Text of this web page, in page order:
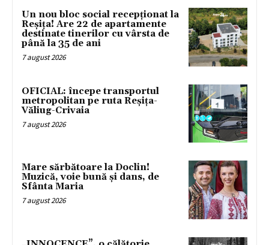
Un nou bloc social recepționat la
Reșița! Are 22 de apartamente
destinate tinerilor cu vârsta de
până la 35 de ani
7 august 2026
OFICIAL: începe transportul
metropolitan pe ruta Reșița-
Văliug-Crivaia
7 august 2026
Mare sărbătoare la Doclin!
Muzică, voie bună și dans, de
Sfânta Maria
7 august 2026